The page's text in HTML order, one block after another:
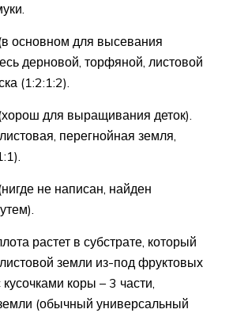
основном для высевания
дерновой, торфяной, листовой
(1:2:1:2).
для выращивания деток).
перегнойная земля,
не написан, найден
растет в субстрате, который
земли из-под фруктовых
коры – 3 части,
(обычный универсальный